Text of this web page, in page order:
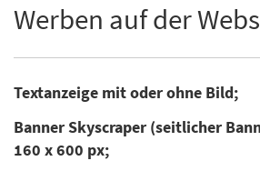
Werben auf der
Textanzeige mit oder ohne Bild;
Banner Skyscraper (seitlicher
160 x 600 px;